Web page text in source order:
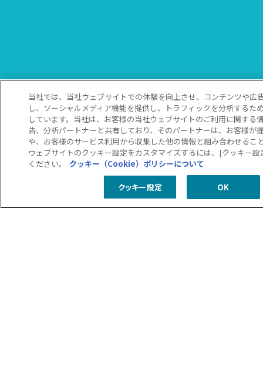
当社では、当社ウェブサイトでの体験を向上させ、コンテンツや広
し、ソーシャルメディア機能を提供し、トラフィックを分析するた
しています。当社は、お客様の当社ウェブサイトのご利用に関する
告、分析パートナーと共有しており、そのパートナーは、お客様が
や、お客様のサービス利用から収集した他の情報と組み合わせるこ
ウェブサイトのクッキー設定をカスタマイズするには、[クッキー
ください。
クッキー（Cookie）ポリシーについて
クッキー設定 OK